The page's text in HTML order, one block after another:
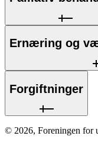
Ernæring og
Forgiftninger
© 2026, Foreningen for